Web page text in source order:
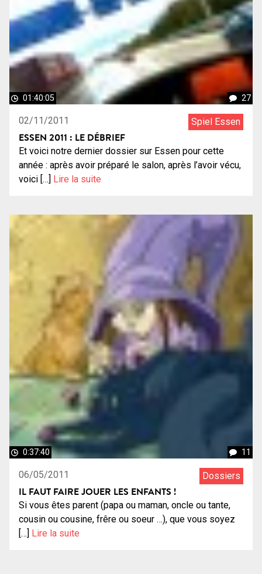
01:40:05 27
02/11/2011 Spiel Essen
ESSEN 2011 : LE DÉBRIEF
Et voici notre dernier dossier sur Essen pour cette
année : après avoir préparé le salon, après l’avoir vécu,
voici […] Lire la suite
0:37:40 11
06/05/2011 Dossiers
IL FAUT FAIRE JOUER LES ENFANTS !
Si vous êtes parent (papa ou maman, oncle ou tante,
cousin ou cousine, frêre ou soeur …), que vous soyez
[…] Lire la suite